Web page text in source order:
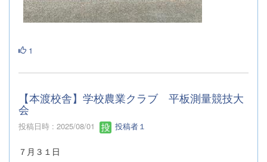
1
【本渡校舎】学校農業クラブ 平板測量競技大
会
投稿日時 : 2025/08/01 投稿者１
７月３１日